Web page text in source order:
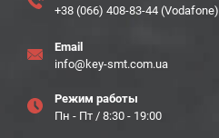
+38 (066) 408-83-44 (Vodafone)
Email
info@key-smt.com.ua
Режим работы
Пн - Пт / 8:30 - 19:00